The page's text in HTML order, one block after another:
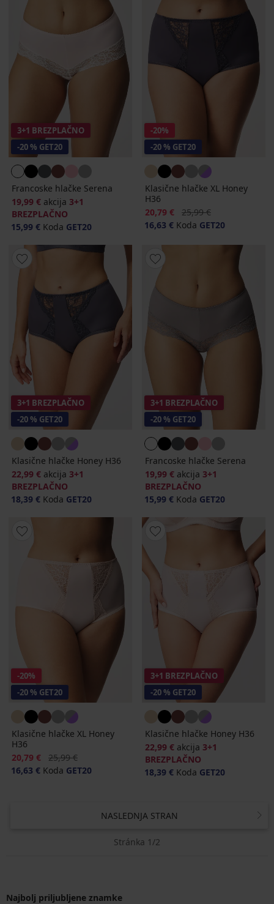
3+1 BREZPLAČNO
-20 % GET20
Francoske hlačke Serena
19,99 € akcija 3+1
BREZPLAČNO
15,99 € Koda GET20
-20%
-20 % GET20
Klasične hlačke XL Honey
H36
Popust
20,79 € Prvotna cena
25,99 €
16,63 € Koda GET20
3+1 BREZPLAČNO
-20 % GET20
Klasične hlačke Honey H36
22,99 € akcija 3+1
BREZPLAČNO
18,39 € Koda GET20
3+1 BREZPLAČNO
-20 % GET20
Francoske hlačke Serena
19,99 € akcija 3+1
BREZPLAČNO
15,99 € Koda GET20
-20%
-20 % GET20
Klasične hlačke XL Honey
H36
Popust
20,79 € Prvotna cena
25,99 €
16,63 € Koda GET20
3+1 BREZPLAČNO
-20 % GET20
Klasične hlačke Honey H36
22,99 € akcija 3+1
BREZPLAČNO
18,39 € Koda GET20
NASLEDNJA STRAN
Stránka 1/2
Najbolj priljubljene znamke